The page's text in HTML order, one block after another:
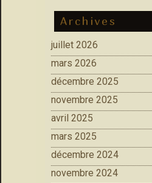
Archives
juillet 2026
mars 2026
décembre 2025
novembre 2025
avril 2025
mars 2025
décembre 2024
novembre 2024